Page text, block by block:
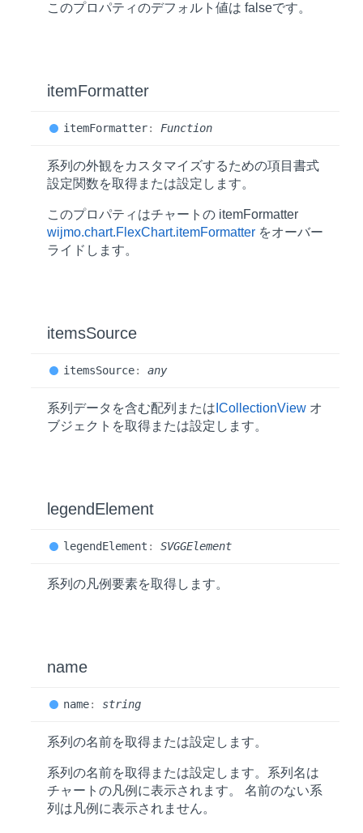
このプロパティのデフォルト値は falseです。
itemFormatter
itemFormatter: Function
系列の外観をカスタマイズするための項目書式
設定関数を取得または設定します。
このプロパティはチャートの itemFormatter
wijmo.chart.FlexChart.itemFormatter をオーバー
ライドします。
itemsSource
itemsSource: any
系列データを含む配列または ICollectionView オ
ブジェクトを取得または設定します。
legendElement
legendElement : SVGGElement
系列の凡例要素を取得します。
name
name: string
系列の名前を取得または設定します。
系列の名前を取得または設定します。系列名は
チャートの凡例に表示されます。 名前のない系
列は凡例に表示されません。